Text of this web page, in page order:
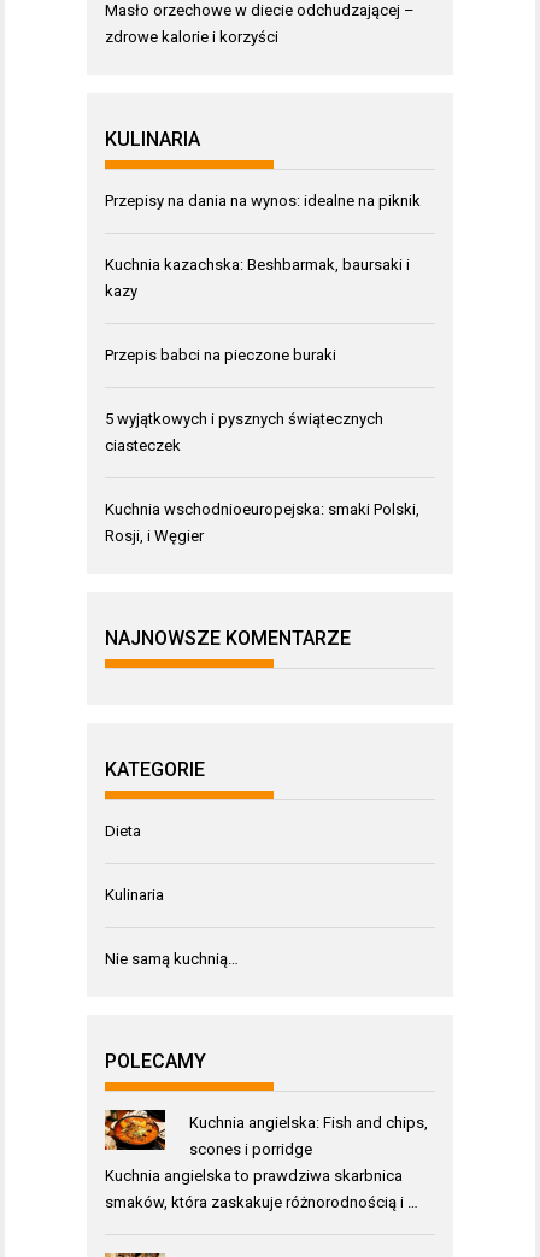
Masło orzechowe w diecie odchudzającej –
zdrowe kalorie i korzyści
KULINARIA
Przepisy na dania na wynos: idealne na piknik
Kuchnia kazachska: Beshbarmak, baursaki i
kazy
Przepis babci na pieczone buraki
5 wyjątkowych i pysznych świątecznych
ciasteczek
Kuchnia wschodnioeuropejska: smaki Polski,
Rosji, i Węgier
NAJNOWSZE KOMENTARZE
KATEGORIE
Dieta
Kulinaria
Nie samą kuchnią…
POLECAMY
Kuchnia angielska: Fish and chips,
scones i porridge
Kuchnia angielska to prawdziwa skarbnica
smaków, która zaskakuje różnorodnością i …